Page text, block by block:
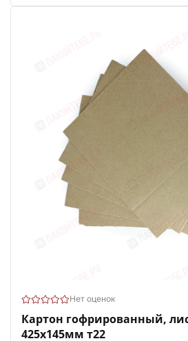
Нет оценок
Картон гофрированный,
425х145мм т22